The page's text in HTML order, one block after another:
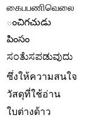
கைபபணிவெலை
ంచిగచుడు
పింసం
ಸಂತೆುಸಪಡುವುದು
ซึ่งให้ความสนใจ
วัสดุที่ใช้อ่าน
ใบต่างด้าว